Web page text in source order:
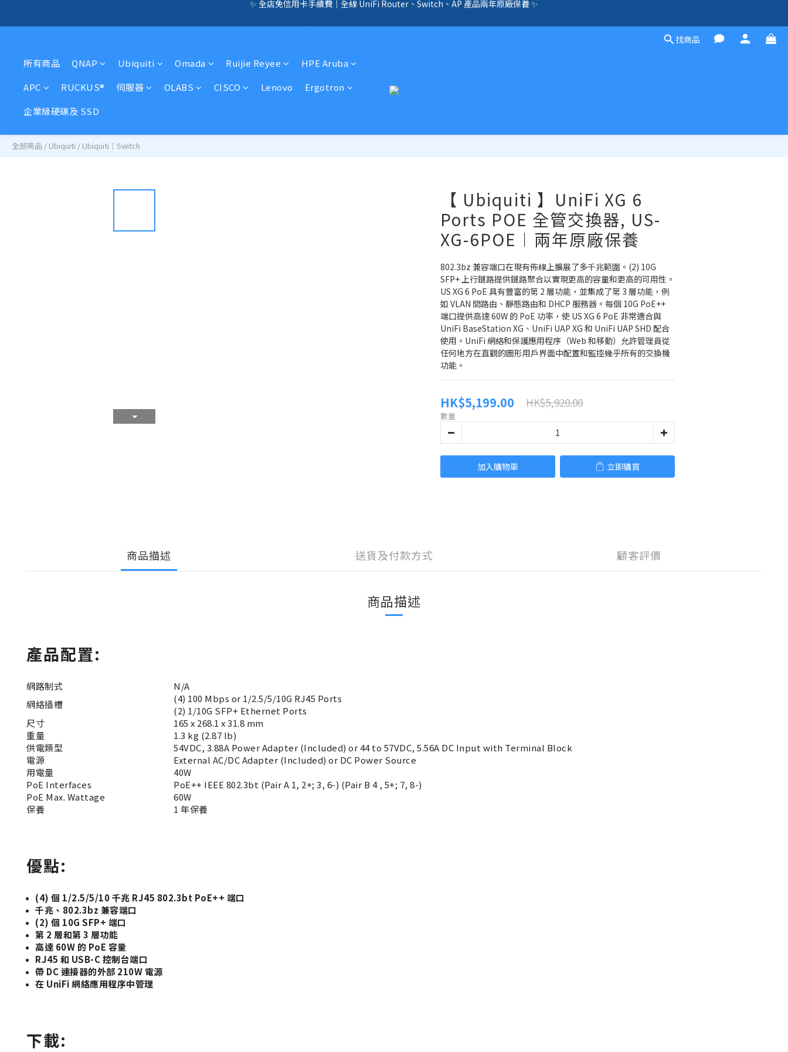
找商品
所有商品 QNAP Ubiquiti Omada Ruijie Reyee
HPE Aruba
APC
RUCKUS® 伺服器 OLABS CISCO Lenovo
Ergotron
企業級硬碟及 SSD
全部商品 / Ubiquiti / Ubiquiti｜Switch
【 Ubiquiti 】UniFi XG 6
Ports POE 全管交換器, US-
XG-6POE︱兩年原廠保養
802.3bz 兼容端口在現有佈線上擴展了多千兆範圍。(2) 10G
SFP+ 上行鏈路提供鏈路聚合以實現更高的容量和更高的可用性。
US XG 6 PoE 具有豐富的第 2 層功能，並集成了第 3 層功能，例
如 VLAN 間路由、靜態路由和 DHCP 服務器。每個 10G PoE++
端口提供高達 60W 的 PoE 功率，使 US XG 6 PoE 非常適合與
UniFi BaseStation XG、UniFi UAP XG 和 UniFi UAP SHD 配合
使用。UniFi 網絡和保護應用程序（Web 和移動）允許管理員從
任何地方在直觀的圖形用戶界面中配置和監控幾乎所有的交換機
功能。
HK$5,199.00 HK$5,920.00
數量
加入購物車 立即購買
商品描述 送貨及付款方式 顧客評價
商品描述
產品配置:
網路制式
N/A
網絡插槽
(4) 100 Mbps or 1/2.5/5/10G RJ45 Ports
(2) 1/10G SFP+ Ethernet Ports
尺寸
165 x 268.1 x 31.8 mm
重量
1.3 kg (2.87 lb)
供電類型
54VDC, 3.88A Power Adapter (Included) or 44 to 57VDC, 5.56A DC Input with Terminal Block
電源
External AC/DC Adapter (Included) or DC Power Source
用電量
40W
PoE Interfaces
PoE++ IEEE 802.3bt (Pair A 1, 2+; 3, 6-) (Pair B 4 , 5+; 7, 8-)
PoE Max. Wattage
60W
保養
1 年保養
優點:
(4) 個 1/2.5/5/10 千兆 RJ45 802.3bt PoE++ 端口
千兆、802.3bz 兼容端口
(2) 個 10G SFP+ 端口
第 2 層和第 3 層功能
高達 60W 的 PoE 容量
RJ45 和 USB-C 控制台端口
帶 DC 連接器的外部 210W 電源
在 UniFi 網絡應用程序中管理
下載: